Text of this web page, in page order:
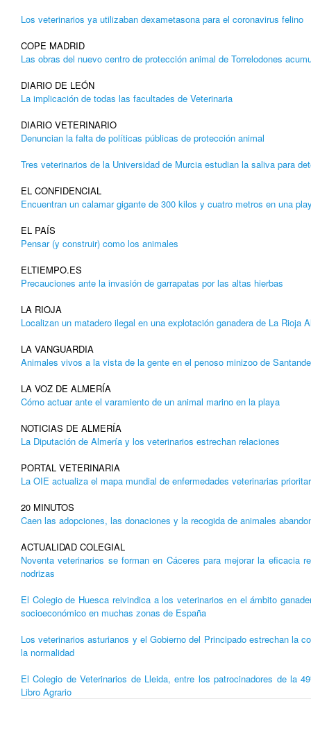
Los veterinarios ya utilizaban dexametasona para el coronavirus felino
COPE MADRID
Las obras del nuevo centro de protección animal de Torrelodones
DIARIO DE LEÓN
La implicación de todas las facultades de Veterinaria
DIARIO VETERINARIO
Denuncian la falta de políticas públicas de protección animal
Tres veterinarios de la Universidad de Murcia estudian la saliva para
EL CONFIDENCIAL
Encuentran un calamar gigante de 300 kilos y cuatro metros en una
EL PAÍS
Pensar (y construir) como los animales
ELTIEMPO.ES
Precauciones ante la invasión de garrapatas por las altas hierbas
LA RIOJA
Localizan un matadero ilegal en una explotación ganadera de La Rioja
LA VANGUARDIA
Animales vivos a la vista de la gente en el penoso minizoo de
LA VOZ DE ALMERÍA
Cómo actuar ante el varamiento de un animal marino en la playa
NOTICIAS DE ALMERÍA
La Diputación de Almería y los veterinarios estrechan relaciones
PORTAL VETERINARIA
La OIE actualiza el mapa mundial de enfermedades veterinarias
20 MINUTOS
Caen las adopciones, las donaciones y la recogida de animales
ACTUALIDAD COLEGIAL
Noventa veterinarios se forman en Cáceres para mejorar la eficacia
nodrizas
El Colegio de Huesca reivindica a los veterinarios en el ámbito
socioeconómico en muchas zonas de España
Los veterinarios asturianos y el Gobierno del Principado estrechan la
la normalidad
El Colegio de Veterinarios de Lleida, entre los patrocinadores de la
Libro Agrario